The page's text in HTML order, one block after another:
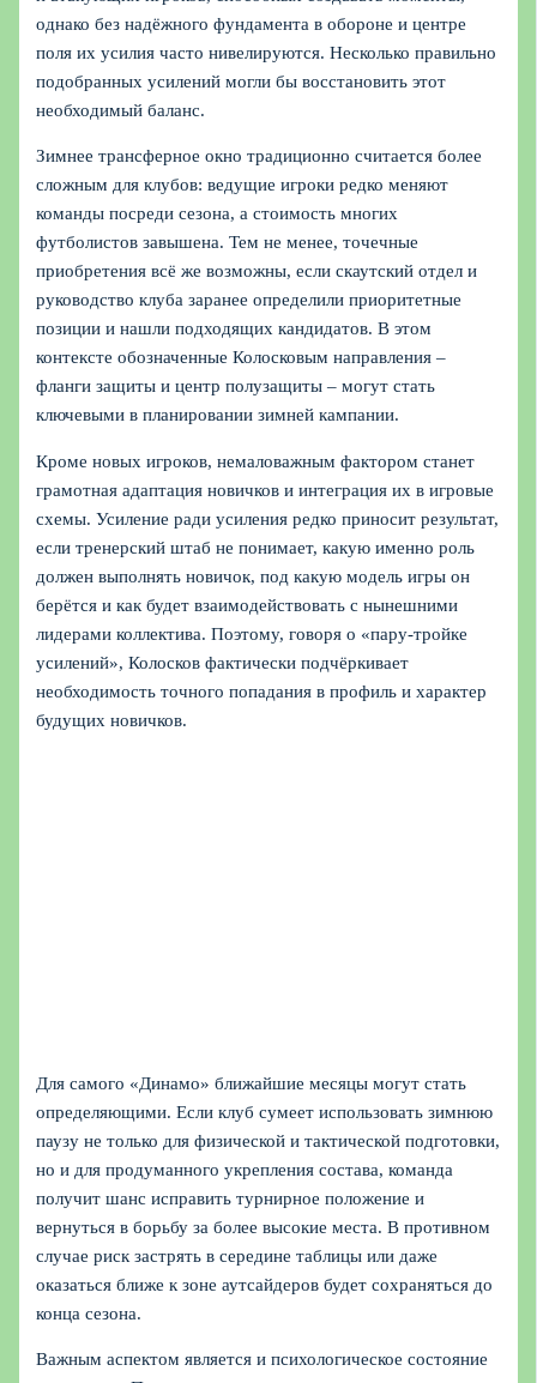
однако без надёжного фундамента в обороне и центре
поля их усилия часто нивелируются. Несколько правильно
подобранных усилений могли бы восстановить этот
необходимый баланс.
Зимнее трансферное окно традиционно считается более
сложным для клубов: ведущие игроки редко меняют
команды посреди сезона, а стоимость многих
футболистов завышена. Тем не менее, точечные
приобретения всё же возможны, если скаутский отдел и
руководство клуба заранее определили приоритетные
позиции и нашли подходящих кандидатов. В этом
контексте обозначенные Колосковым направления –
фланги защиты и центр полузащиты – могут стать
ключевыми в планировании зимней кампании.
Кроме новых игроков, немаловажным фактором станет
грамотная адаптация новичков и интеграция их в игровые
схемы. Усиление ради усиления редко приносит результат,
если тренерский штаб не понимает, какую именно роль
должен выполнять новичок, под какую модель игры он
берётся и как будет взаимодействовать с нынешними
лидерами коллектива. Поэтому, говоря о «пару-тройке
усилений», Колосков фактически подчёркивает
необходимость точного попадания в профиль и характер
будущих новичков.
Для самого «Динамо» ближайшие месяцы могут стать
определяющими. Если клуб сумеет использовать зимнюю
паузу не только для физической и тактической подготовки,
но и для продуманного укрепления состава, команда
получит шанс исправить турнирное положение и
вернуться в борьбу за более высокие места. В противном
случае риск застрять в середине таблицы или даже
оказаться ближе к зоне аутсайдеров будет сохраняться до
конца сезона.
Важным аспектом является и психологическое состояние